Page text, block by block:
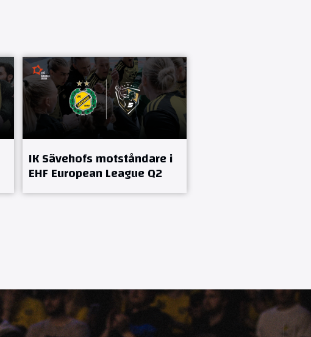
IK Sävehofs motståndare i
EHF European League Q2